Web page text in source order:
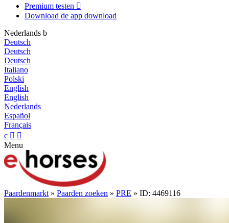
Premium testen 
Download de app download
Nederlands b
Deutsch
Deutsch
Deutsch
Italiano
Polski
English
English
Nederlands
Español
Français
c  
Menu
Paardenmarkt » Paarden zoeken » PRE » ID: 4469116